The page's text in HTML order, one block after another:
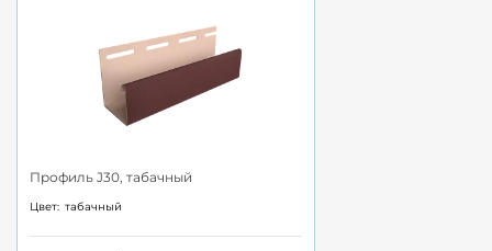
Профиль J30, табачный
Цвет: табачный